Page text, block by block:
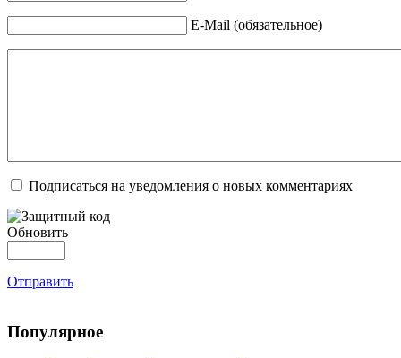
E-Mail (обязательное)
Подписаться на уведомления о новых комментариях
Обновить
Отправить
Популярное